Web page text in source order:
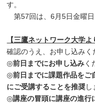
す。
第57回は、6月5日金曜日
【三鷹ネットワーク大学
確認のうえ、お申し込みく
◎前日までにお申し込みく
◎前日までに課題作品をご
にご受講することを推奨し
◎講座の冒頭に講座の進行